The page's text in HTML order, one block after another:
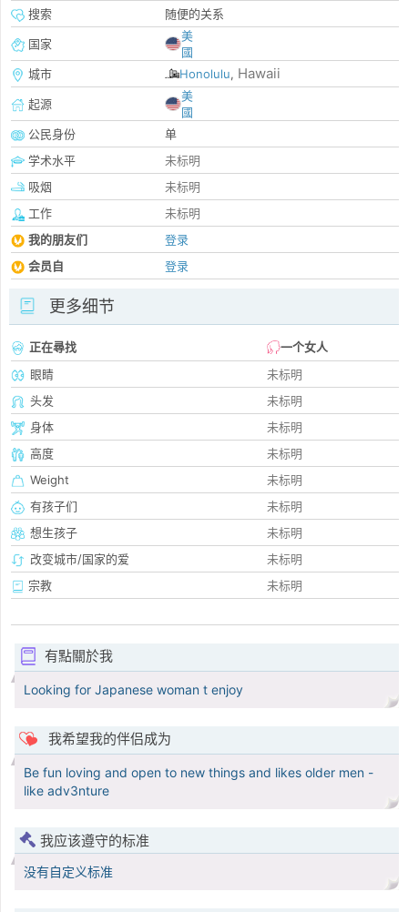
搜索
随便的关系
国家
美
國
城市
Honolulu, Hawaii
起源
美
國
公民身份
单
学术水平
未标明
吸烟
未标明
工作
未标明
我的朋友们
登录
会员自
登录
更多细节
正在尋找
一个女人
眼睛
未标明
头发
未标明
身体
未标明
高度
未标明
Weight
未标明
有孩子们
未标明
想生孩子
未标明
改变城市/国家的爱
未标明
宗教
未标明
有點關於我
Looking for Japanese woman t enjoy
我希望我的伴侣成为
Be fun loving and open to new things and likes older men -
like adv3nture
我应该遵守的标准
没有自定义标准